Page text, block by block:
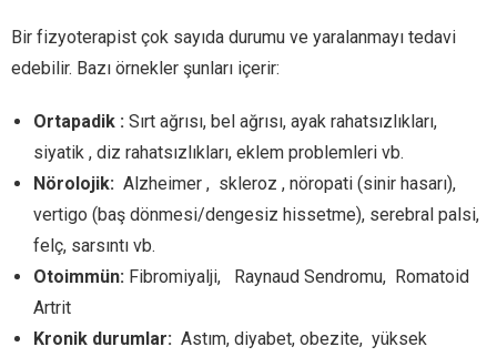
Bir fizyoterapist çok sayıda durumu ve yaralanmayı tedavi
edebilir. Bazı örnekler şunları içerir:
Ortapadik : Sırt ağrısı, bel ağrısı, ayak rahatsızlıkları,
siyatik , diz rahatsızlıkları, eklem problemleri vb.
Nörolojik: Alzheimer , skleroz , nöropati (sinir hasarı),
vertigo (baş dönmesi/dengesiz hissetme), serebral palsi,
felç, sarsıntı vb.
Otoimmün: Fibromiyalji, Raynaud Sendromu, Romatoid
Artrit
Kronik durumlar: Astım, diyabet, obezite, yüksek